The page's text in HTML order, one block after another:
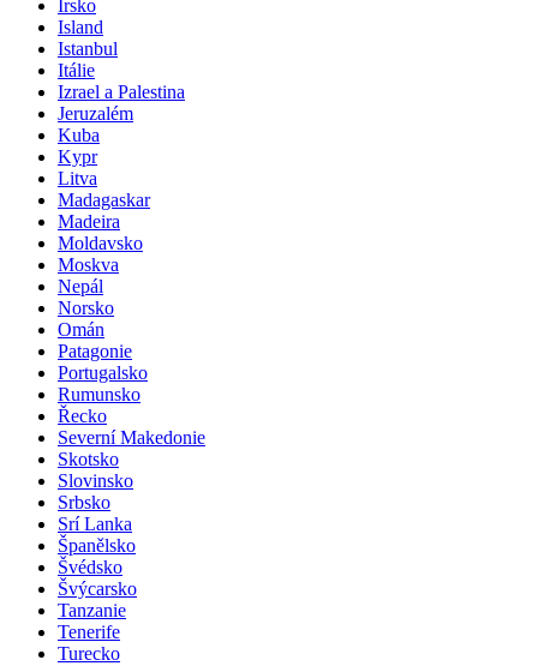
Irsko
Island
Istanbul
Itálie
Izrael a Palestina
Jeruzalém
Kuba
Kypr
Litva
Madagaskar
Madeira
Moldavsko
Moskva
Nepál
Norsko
Omán
Patagonie
Portugalsko
Rumunsko
Řecko
Severní Makedonie
Skotsko
Slovinsko
Srbsko
Srí Lanka
Španělsko
Švédsko
Švýcarsko
Tanzanie
Tenerife
Turecko